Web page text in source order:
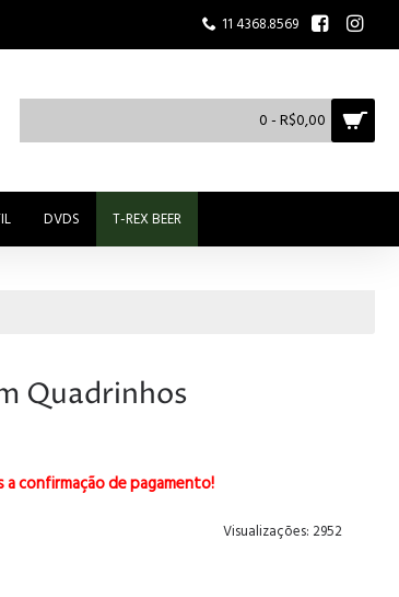
11 4368.8569
0 - R$0,00
DVDS T-REX BEER
Quadrinhos
confirmação de pagamento!
Visualizações: 2952